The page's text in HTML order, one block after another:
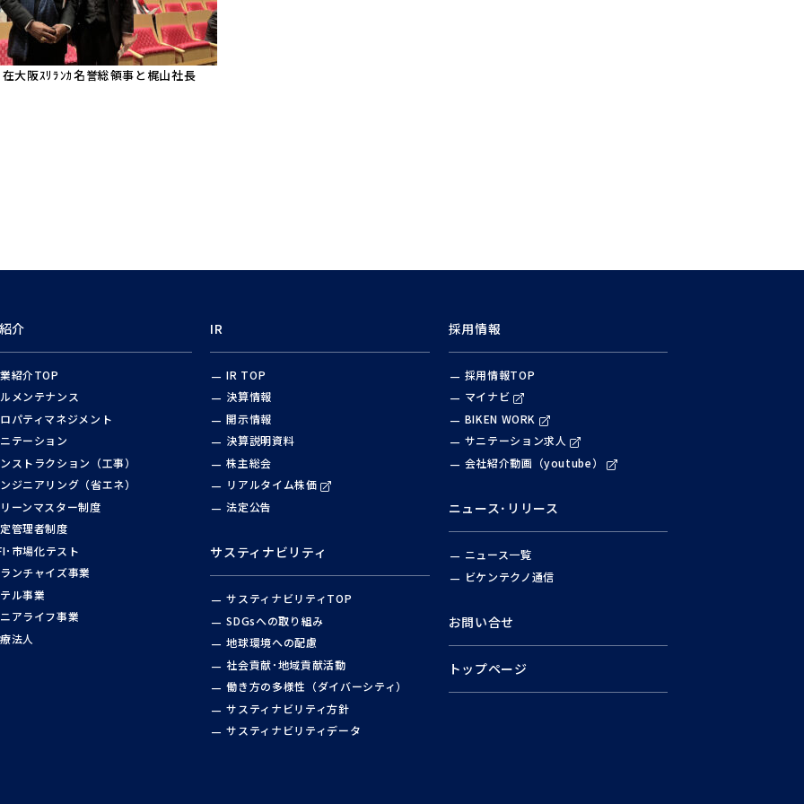
大阪ｽﾘﾗﾝｶ名誉総領事と梶山社長
介
紹介TOP
メンテナンス
パティマネジメント
テーション
ストラクション（工事）
ジニアリング（省エネ）
ーンマスター制度
管理者制度
･市場化テスト
ンチャイズ事業
ル事業
アライフ事業
法人
IR
IR TOP
決算情報
開示情報
決算説明資料
株主総会
リアルタイム株価
法定公告
サスティナビリティ
サスティナビリティTOP
SDGsへの取り組み
地球環境への配慮
社会貢献･地域貢献活動
働き方の多様性（ダイバーシティ）
サスティナビリティ方針
サスティナビリティデータ
採用情報
採用情報TOP
マイナビ
BIKEN WORK
サニテーション求人
会社紹介動画（youtube）
ニュース･リリース
ニュース一覧
ビケンテクノ通信
お問い合せ
トップページ